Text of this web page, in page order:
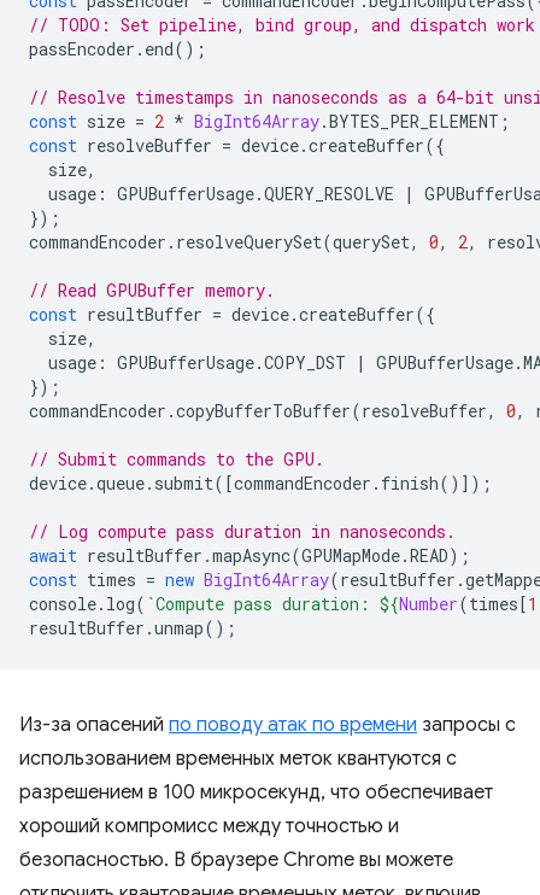
// TODO: Set pipeline, bind group, and dispatch
passEncoder . end();
// Resolve timestamps in nanoseconds as a 64-bit
const size = 2 * BigInt64Array.BYTES_PER_ELEMENT ;
const resolveBuffer = device.createBuffer({
size,
usage : GPUBufferUsage.QUERY_RESOLVE |
});
commandEncoder . resolveQuerySet(querySet, 0, 2,
// Read GPUBuffer memory.
const resultBuffer = device.createBuffer({
size,
usage : GPUBufferUsage.COPY_DST | GPUBufferUsage.
});
commandEncoder .copyBufferToBuffer(resolveBuffer, 0,
// Submit commands to the GPU.
device.queue. submit([commandEncoder . finish()]);
// Log compute pass duration in nanoseconds.
await resultBuffer .mapAsync(GPUMapMode.READ);
const times = new BigInt64Array(resultBuffer .
console. log( `Compute pass duration: ${Number(times[1
resultBuffer .unmap();
Из-за опасений по поводу атак по времени запросы с
использованием временных меток квантуются с
разрешением в 100 микросекунд, что обеспечивает
хороший компромисс между точностью и
безопасностью. В браузере Chrome вы можете